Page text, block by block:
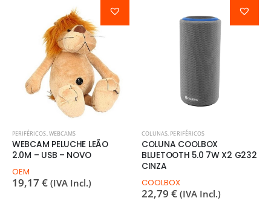
PERIFÉRICOS,WEBCAMS
WEBCAM PELUCHE LEÃO
2.0M – USB – NOVO
OEM
19,17 € (IVA Incl.)
COLUNAS, PERIFÉRICOS
COLUNA COOLBOX
BLUETOOTH 5.0 7W X2 G232
CINZA
COOLBOX
22,79 € (IVA Incl.)